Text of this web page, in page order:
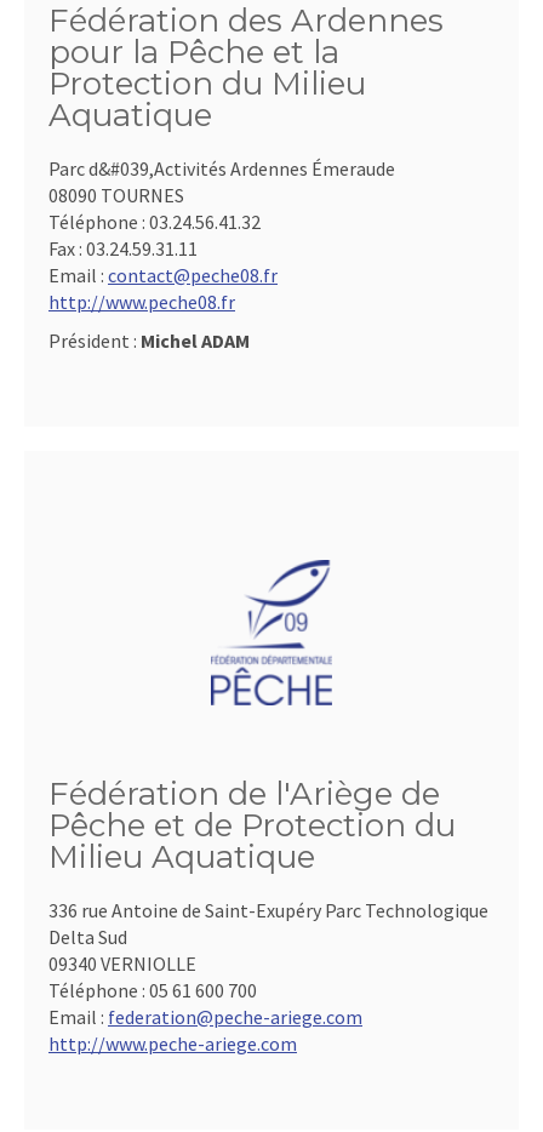
Fédération des Ardennes
pour la Pêche et la
Protection du Milieu
Aquatique
Parc d&#039,Activités Ardennes Émeraude
08090 TOURNES
Téléphone : 03.24.56.41.32
Fax : 03.24.59.31.11
Email : contact@peche08.fr
http://www.peche08.fr
Président : Michel ADAM
Fédération de l'Ariège de
Pêche et de Protection du
Milieu Aquatique
336 rue Antoine de Saint-Exupéry Parc Technologique
Delta Sud
09340 VERNIOLLE
Téléphone : 05 61 600 700
Email : federation@peche-ariege.com
http://www.peche-ariege.com